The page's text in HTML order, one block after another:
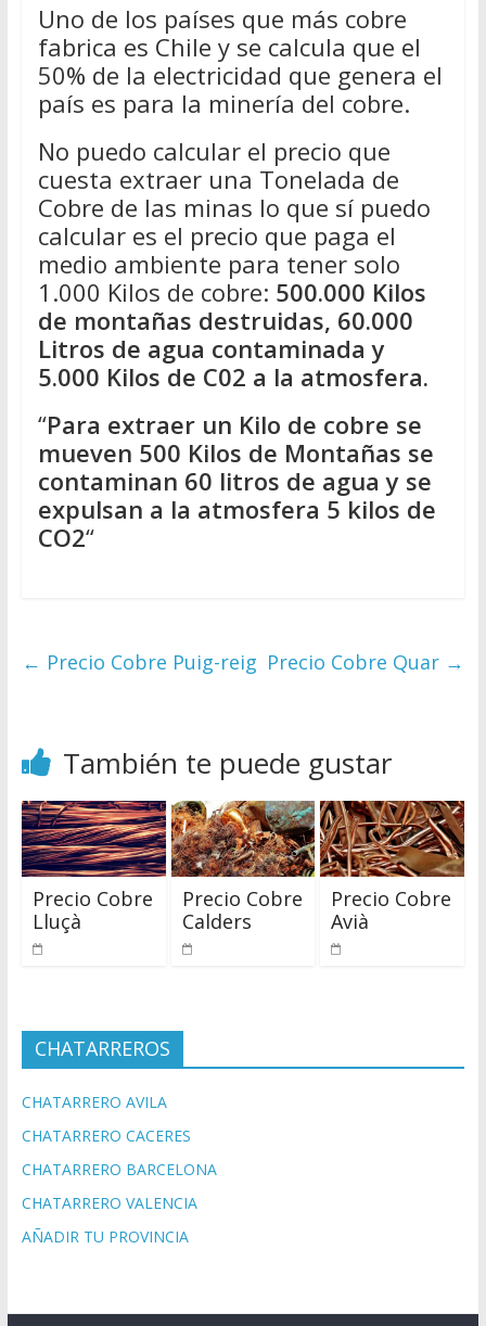
Uno de los países que más cobre
fabrica es Chile y se calcula que el
50% de la electricidad que genera el
país es para la minería del cobre.
No puedo calcular el precio que
cuesta extraer una Tonelada de
Cobre de las minas lo que sí puedo
calcular es el precio que paga el
medio ambiente para tener solo
1.000 Kilos de cobre: 500.000 Kilos
de montañas destruidas, 60.000
Litros de agua contaminada y
5.000 Kilos de C02 a la atmosfera.
“Para extraer un Kilo de cobre se
mueven 500 Kilos de Montañas se
contaminan 60 litros de agua y se
expulsan a la atmosfera 5 kilos de
CO2“
← Precio Cobre Puig-reig Precio Cobre Quar →
También te puede gustar
Precio Cobre
Lluçà
Precio Cobre
Calders
Precio Cobre
Avià
CHATARREROS
CHATARRERO AVILA
CHATARRERO CACERES
CHATARRERO BARCELONA
CHATARRERO VALENCIA
AÑADIR TU PROVINCIA